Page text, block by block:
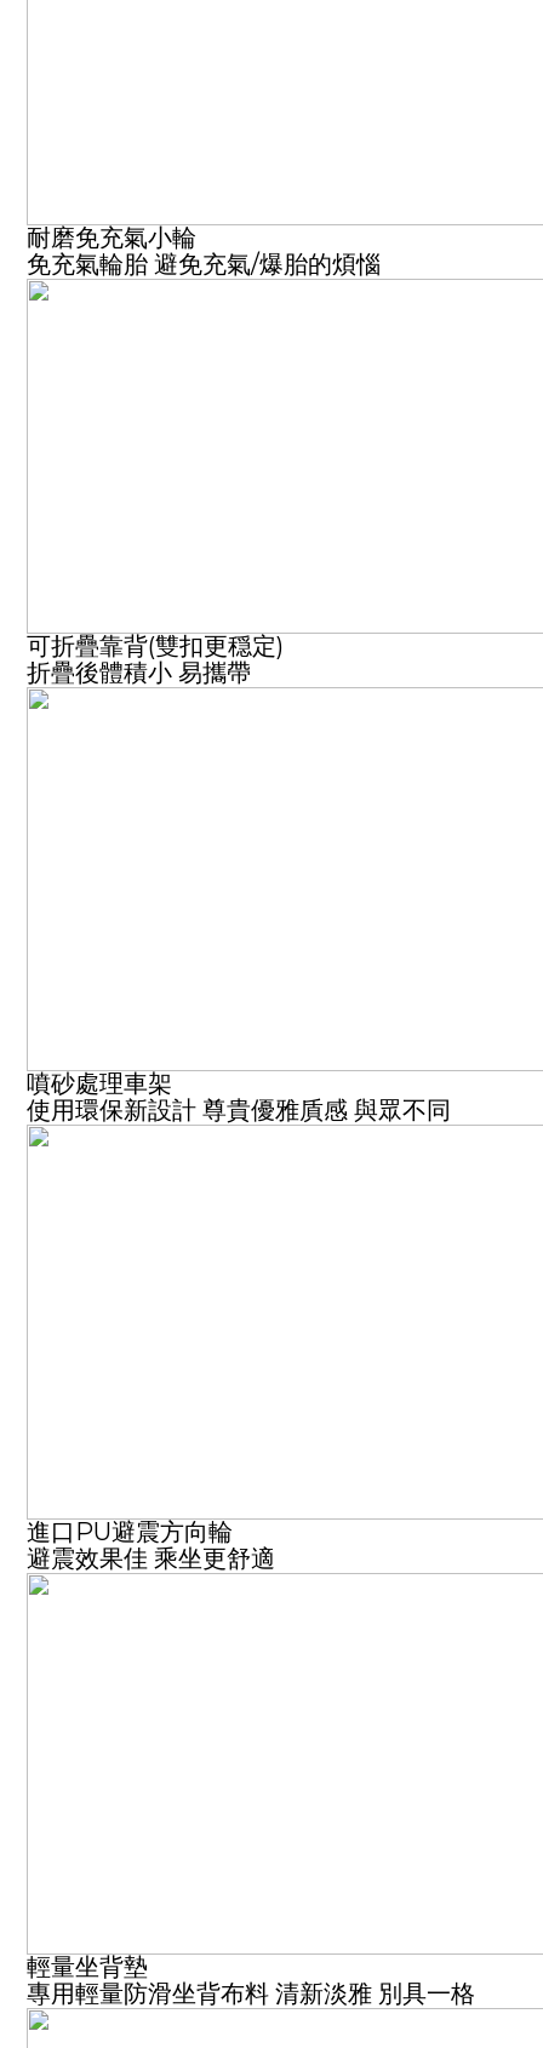
耐磨免充氣小輪
免充氣輪胎 避免充氣/爆胎的煩惱
可折疊靠背(雙扣更穏定)
折疊後體積小 易攜帶
噴砂處理車架
使用環保新設計 尊貴優雅貭感 與眾不同
進口PU避震方向輪
避震效果佳 乘坐更舒適
輕量坐背墊
專用輕量防滑坐背布料 清新淡雅 別具一格